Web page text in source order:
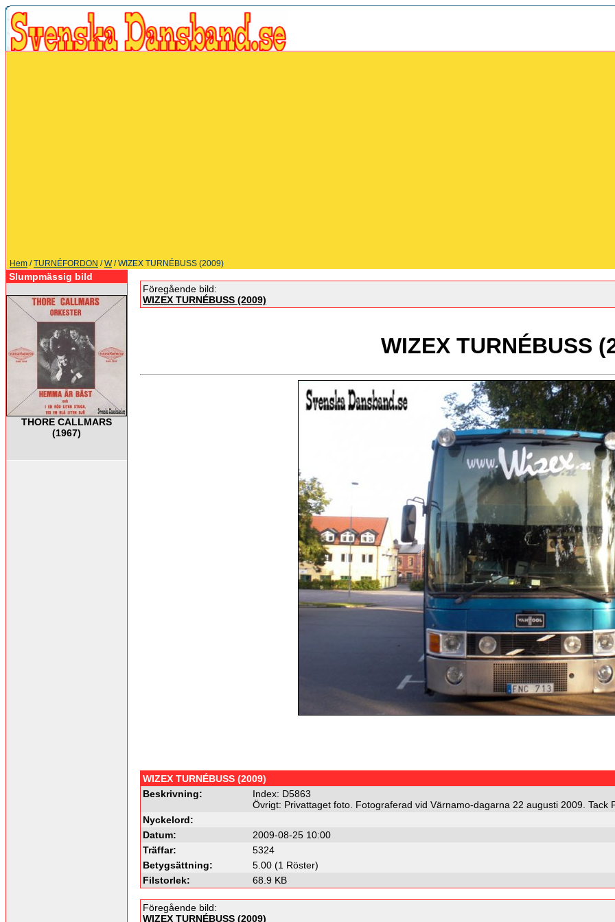
Hem /TURNÉFORDON /W/ WIZEX TURNÉBUSS (2009)
Slumpmässig bild
THORE CALLMARS
(1967)
Föregående bild:
WIZEX TURNÉBUSS (2009)
WIZEX TURNÉBUSS
WIZEX TURNÉBUSS (2009)
Beskrivning:
Index: D5863
Övrigt: Privattaget foto. Fotograferad vid Värnamo-dagarna 22 augusti 2009. Tack
Nyckelord:
Datum:
2009-08-25 10:00
Träffar:
5324
Betygsättning:
5.00 (1 Röster)
Filstorlek:
68.9 KB
Föregående bild:
WIZEX TURNÉBUSS (2009)